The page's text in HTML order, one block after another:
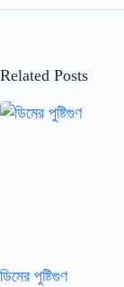
Related Posts
ডিমের পুষ্টিগুণ